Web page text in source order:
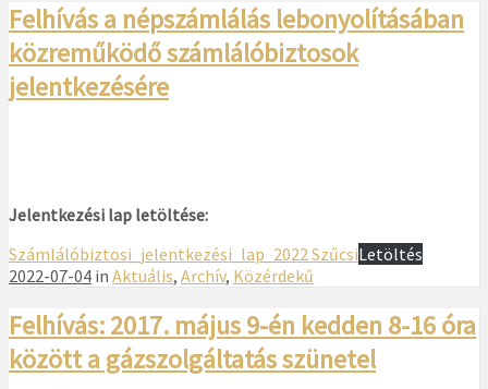
Felhívás a népszámlálás lebonyolításában
közreműködő számlálóbiztosok
jelentkezésére
Jelentkezési lap letöltése:
Számlálóbiztosi_jelentkezési_lap_2022 SzűcsiLetöltés
2022-07-04 in Aktuális, Archív, Közérdekű
Felhívás: 2017. május 9-én kedden 8-16 óra
között a gázszolgáltatás szünetel